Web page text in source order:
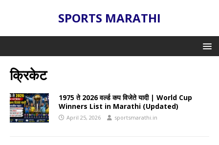
SPORTS MARATHI
क्रिकेट
1975 ते 2026 वर्ल्ड कप विजेते यादी | World Cup
Winners List in Marathi (Updated)
April 25, 2026 sportsmarathi.in